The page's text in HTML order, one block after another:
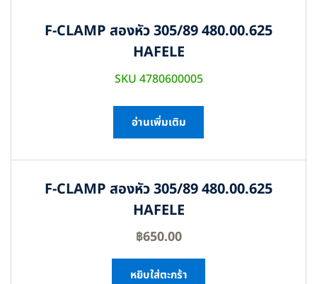
F-CLAMP สองหัว 305/89 480.00.625
HAFELE
SKU 4780600005
อ่านเพิ่มเติม
F-CLAMP สองหัว 305/89 480.00.625
HAFELE
฿650.00
หยิบใส่ตะกร้า